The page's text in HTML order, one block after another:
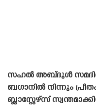
സഹൽ അബ്‌ദുൾ
ബഗാനിൽ നിന്നും
ബ്ലാസ്റ്റേഴ്‌സ്